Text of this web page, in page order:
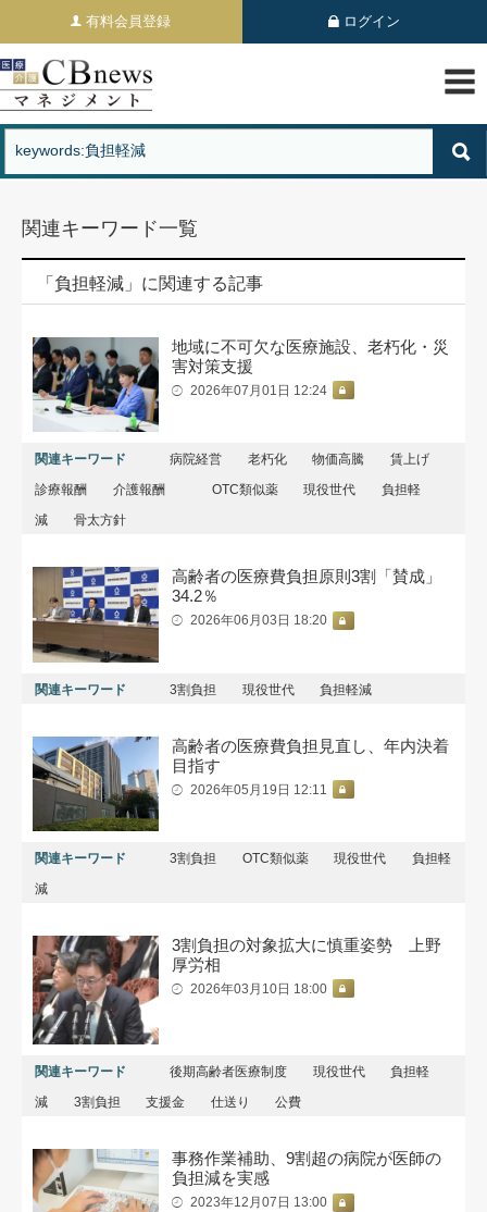
有料会員登録 ログイン
関連キーワード一覧
「負担軽減」に関連する記事
地域に不可欠な医療施設、老朽化・災
害対策支援
2026年07月01日 12:24
関連キーワード 病院経営 老朽化 物価高騰
賃上げ
診療報酬
介護報酬 OTC類似薬 現役世代
負担軽
減
骨太方針
高齢者の医療費負担原則3割「賛成」
34.2％
2026年06月03日 18:20
関連キーワード 3割負担 現役世代 負担軽減
高齢者の医療費負担見直し、年内決着
目指す
2026年05月19日 12:11
関連キーワード 3割負担 OTC類似薬 現役世代
負担軽
減
3割負担の対象拡大に慎重姿勢 上野
厚労相
2026年03月10日 18:00
関連キーワード 後期高齢者医療制度 現役世代
負担軽
減
3割負担 支援金 仕送り 公費
事務作業補助、9割超の病院が医師の
負担減を実感
2023年12月07日 13:00